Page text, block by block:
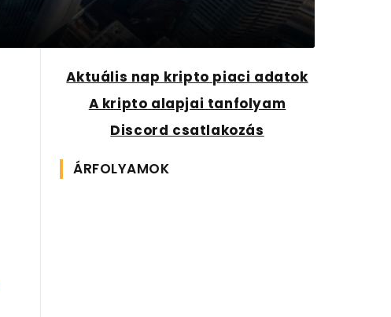
Aktuális nap kripto piaci adatok
A kripto alapjai tanfolyam
Discord csatlakozás
ÁRFOLYAMOK